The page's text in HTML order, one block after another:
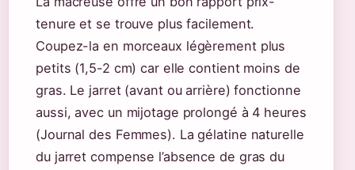
tenure et se trouve plus facilement.
Coupez-la en morceaux légèrement plus
petits (1,5-2 cm) car elle contient moins de
gras. Le jarret (avant ou arrière) fonctionne
aussi, avec un mijotage prolongé à 4 heures
(Journal des Femmes). La gélatine naturelle
du jarret compense l’absence de gras du